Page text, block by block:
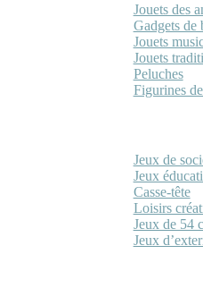
Jouets des
Gadgets de
Jouets
Jouets
Peluches
Figurines
Jeux de
Jeux
Casse-tête
Loisirs
Jeux de 54
Jeux